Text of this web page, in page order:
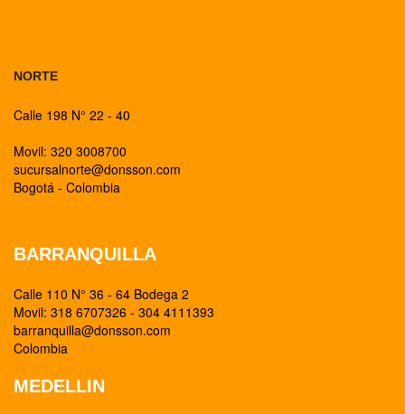
NORTE
Calle 198 N° 22 - 40
Movil: 320 3008700
sucursalnorte@donsson.com
Bogotá - Colombia
BARRANQUILLA
Calle 110 N° 36 - 64 Bodega 2
Movil: 318 6707326 - 304 4111393
barranquilla@donsson.com
Colombia
MEDELLIN